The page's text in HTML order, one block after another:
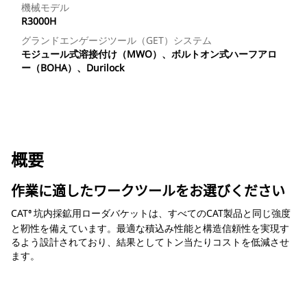
機械モデル
R3000H
グランドエンゲージツール（GET）システム
モジュール式溶接付け（MWO）、ボルトオン式ハーフアロ
ー（BOHA）、Durilock
概要
作業に適したワークツールをお選びください
CAT® 坑内採鉱用ローダバケットは、すべてのCAT製品と同じ強度
と靭性を備えています。最適な積込み性能と構造信頼性を実現す
るよう設計されており、結果としてトン当たりコストを低減させ
ます。